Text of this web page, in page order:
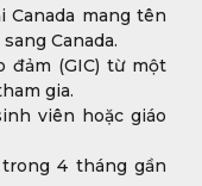
mang tên
Canada.
đảm (GIC) từ một
gia.
viên hoặc giáo
4 tháng gần